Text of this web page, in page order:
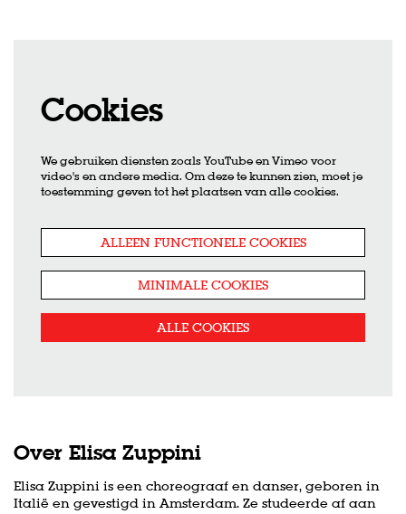
Cookies
We gebruiken diensten zoals YouTube en Vimeo voor
video's en andere media. Om deze te kunnen zien, moet je
toestemming geven tot het plaatsen van alle cookies.
ALLEEN FUNCTIONELE COOKIES
MINIMALE COOKIES
ALLE COOKIES
Over Elisa Zuppini
Elisa Zuppini is een choreograaf en danser, geboren in
Italië en gevestigd in Amsterdam. Ze studeerde af aan
Inzoomen